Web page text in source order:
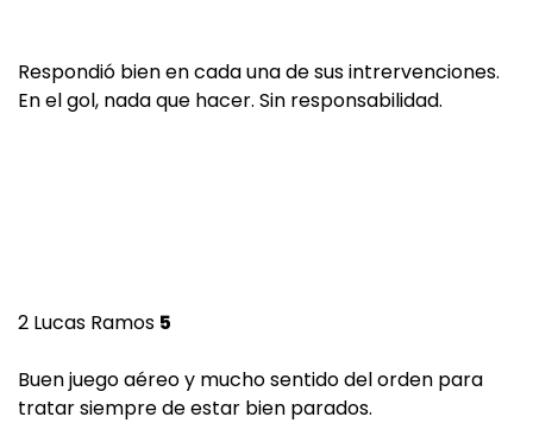
Respondió bien en cada una de sus intrervenciones.
En el gol, nada que hacer. Sin responsabilidad.
2 Lucas Ramos 5
Buen juego aéreo y mucho sentido del orden para
tratar siempre de estar bien parados.